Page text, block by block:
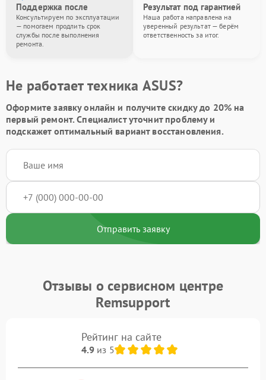
Поддержка после
Консультируем по эксплуатации
— помогаем продлить срок
службы после выполнения
ремонта.
Результат под гарантией
Наша работа направлена на
уверенный результат — берём
ответственность за итог.
Не работает техника ASUS?
Оформите заявку онлайн и получитескидку до 20% на
первый ремонт. Специалист уточнит проблему и
подскажет оптимальный вариант восстановления.
Отправить заявку
Отзывы о сервисном центре
Remsupport
Рейтинг на сайте
4.9из 5